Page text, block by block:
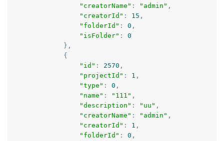
"creatorName" : "admin" ,
"creatorId" : 15 ,
"folderId" : 0 ,
"isFolder" :
0
},
{
"id" : 2570 ,
"projectId" : 1 ,
"type" : 0 ,
"name" : "111" ,
"description" : "uu" ,
"creatorName" : "admin" ,
"creatorId" : 1 ,
"folderId" : 0 ,